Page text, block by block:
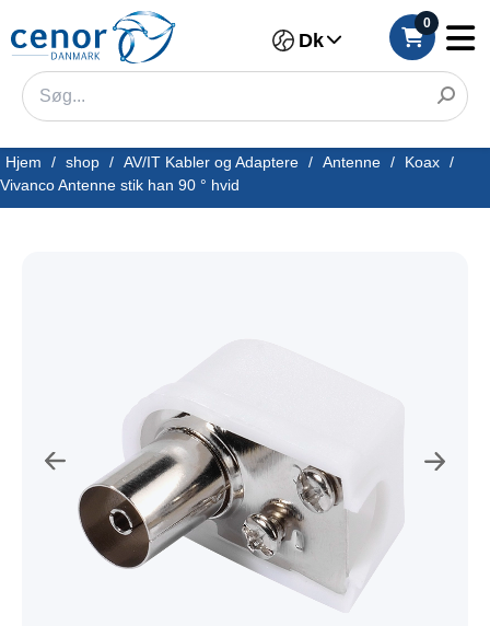
Dk
0
Hjem / shop / AV/IT Kabler og Adaptere / Antenne / Koax /
Vivanco Antenne stik han 90 ° hvid